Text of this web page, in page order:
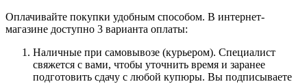
Оплачивайте покупки удобным способом. В интернет-
магазине доступно 3 варианта оплаты:
Наличные при самовывозе (курьером). Специалист
свяжется с вами, чтобы уточнить время и заранее
подготовить сдачу с любой купюры. Вы подписываете